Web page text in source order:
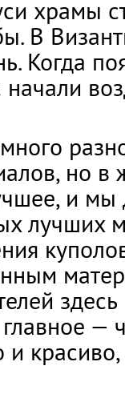
храмы
В
Когда
но в
и мы
лучших
—